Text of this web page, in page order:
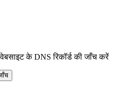
के DNS रिकॉर्ड की जाँच करें